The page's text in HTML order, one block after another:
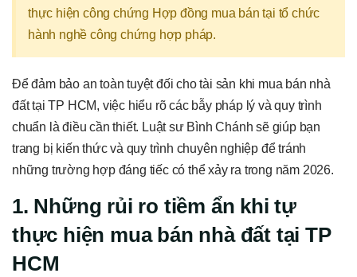
thực hiện công chứng Hợp đồng mua bán tại tổ chức
hành nghề công chứng hợp pháp.
Để đảm bảo an toàn tuyệt đối cho tài sản khi mua bán nhà
đất tại TP HCM, việc hiểu rõ các bẫy pháp lý và quy trình
chuẩn là điều cần thiết. Luật sư Bình Chánh sẽ giúp bạn
trang bị kiến thức và quy trình chuyên nghiệp để tránh
những trường hợp đáng tiếc có thể xảy ra trong năm 2026.
1. Những rủi ro tiềm ẩn khi tự
thực hiện mua bán nhà đất tại TP
HCM